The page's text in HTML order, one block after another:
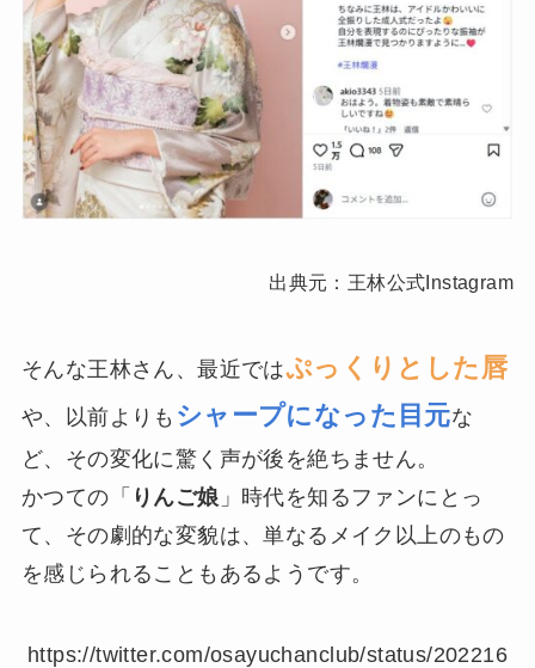
出典元：王林公式Instagram
そんな王林さん、最近ではぷっくりとした唇
や、以前よりも シャープになった目元な
ど、その変化に驚く声が後を絶ちません。
かつての「 りんご娘 」時代を知るファンにとっ
て、その劇的な変貌は、単なるメイク以上のもの
を感じられることもあるようです。
https://twitter.com/osayuchanclub/status/202216